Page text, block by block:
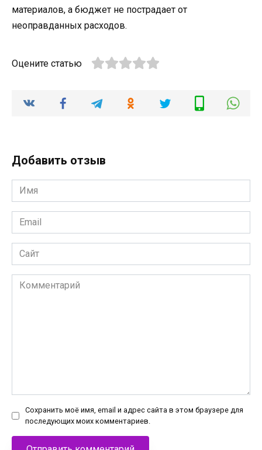
материалов, а бюджет не пострадает от
неоправданных расходов.
Оцените статью
Добавить отзыв
Имя
*
Email
*
Сайт
Комментарий
Сохранить моё имя, email и адрес сайта в этом браузере для
последующих моих комментариев.